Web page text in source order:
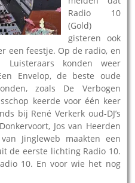
Radio 10
(Gold)
gisteren ook
een feestje. Op de radio, en
konden weer
Envelop, de beste oude
zoals De Verbogen
keerde voor één keer
bij René Verkerk oud-DJ’s
Jos van Heerden
Jingleweb maakten een
de eerste lichting Radio 10.
10. En voor wie het nog